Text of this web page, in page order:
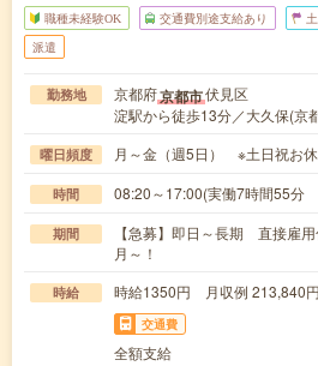
職種未経験OK 交通費別途支給あり
派遣
勤務地 京都府京都市伏見区
淀駅から徒歩13分／大久保(京
曜日頻度 月～金（週5日） ※土日祝お休
時間 08:20～17:00(実働7時間55分
期間
【急募】即日～長期 直接雇
月～！
時給 時給1350円 月収例 213,840
交通費
全額支給